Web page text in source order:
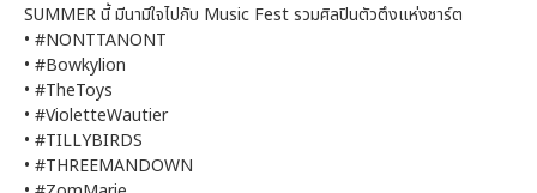
SUMMER นี้ มีนามีใจไปกับ Music Fest รวมศิลปินตัวตึงแห่งชาร์ต
• #NONTTANONT
• #Bowkylion
• #TheToys
• #VioletteWautier
• #TILLYBIRDS
• #THREEMANDOWN